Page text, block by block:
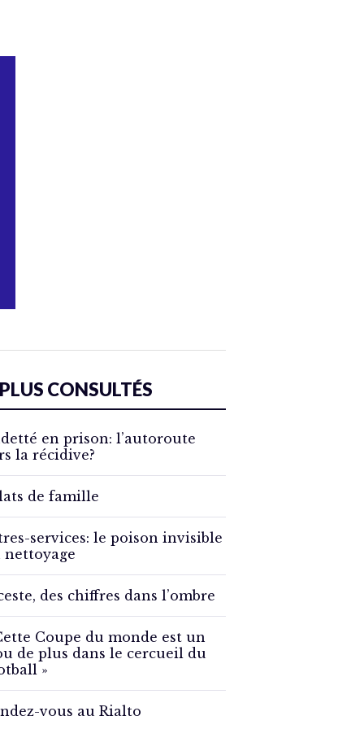
CONSULTÉS
en prison: l’autoroute
la récidive?
de famille
services: le poison invisible
nettoyage
des chiffres dans l’ombre
Coupe du monde est un
de plus dans le cercueil du
»
vous au Rialto